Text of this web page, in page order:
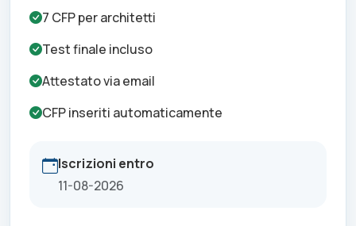
7 CFP perarchitetti
Test finale incluso
Attestato via email
CFP inseriti automaticamente
Iscrizioni entro
11-08-2026